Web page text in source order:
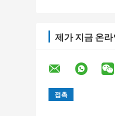
제가 지금 온